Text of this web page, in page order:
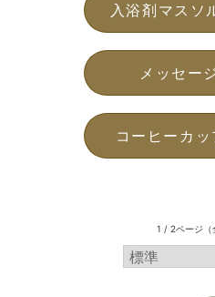
入浴剤マスソ
メッセー
コーヒーカ
1 / 2ページ